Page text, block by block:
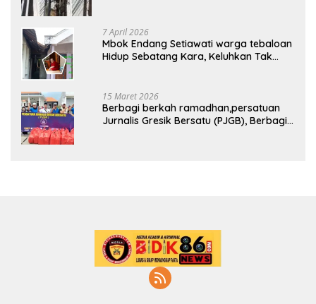
7 April 2026
Mbok Endang Setiawati warga tebaloan
Hidup Sebatang Kara, Keluhkan Tak
15 Maret 2026
Berbagi berkah ramadhan,persatuan
Jurnalis Gresik Bersatu (PJGB), Berbagi